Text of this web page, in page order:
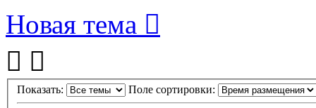
Новая тема
Показать: Поле сортировки: